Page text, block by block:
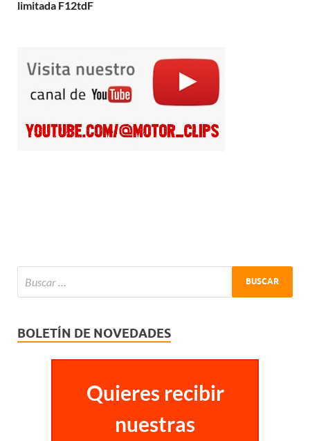
limitada F12tdF
BOLETÍN DE NOVEDADES
Quieres recibir
nuestras